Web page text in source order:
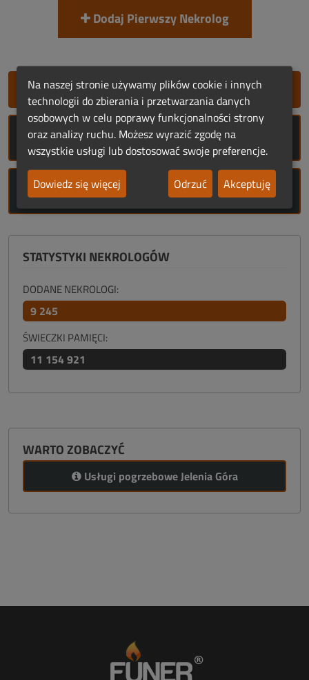
Dodaj Pierwszy Nekrolog
SZYBKIE DODANIE NEKROLOGU
ROCZNICE ŚMIERCI
ROCZNICE URODZIN
STATYSTYKI NEKROLOGÓW
DODANE NEKROLOGI:
9 245
ŚWIECZKI PAMIĘCI:
11 154 921
WARTO ZOBACZYĆ
Usługi pogrzebowe Jelenia Góra
Na naszej stronie używamy plików cookie i innych
technologii do zbierania i przetwarzania danych
osobowych w celu poprawy funkcjonalności strony
oraz analizy ruchu. Możesz wyrazić zgodę na
wszystkie usługi lub dostosować swoje preferencje.
Dowiedz się więcej
Odrzuć Akceptuję